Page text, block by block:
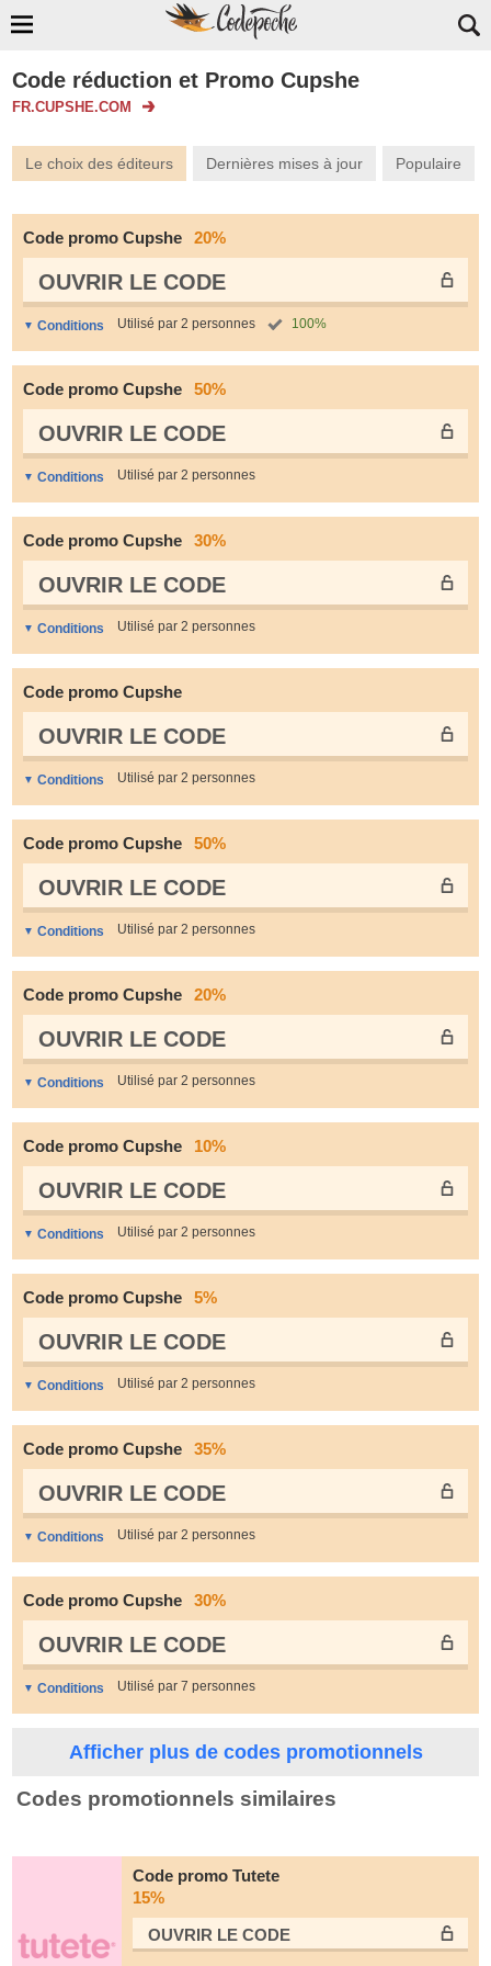
Code réduction et Promo Cupshe
FR.CUPSHE.COM
Le choix des éditeurs Dernières mises à jour Populaire
Code promo Cupshe 20%
OUVRIR LE СODE
Conditions Utilisé par 2 personnes 100%
Code promo Cupshe 50%
OUVRIR LE СODE
Conditions Utilisé par 2 personnes
Code promo Cupshe 30%
OUVRIR LE СODE
Conditions Utilisé par 2 personnes
Code promo Cupshe
OUVRIR LE СODE
Conditions Utilisé par 2 personnes
Code promo Cupshe 50%
OUVRIR LE СODE
Conditions Utilisé par 2 personnes
Code promo Cupshe 20%
OUVRIR LE СODE
Conditions Utilisé par 2 personnes
Code promo Cupshe 10%
OUVRIR LE СODE
Conditions Utilisé par 2 personnes
Code promo Cupshe 5%
OUVRIR LE СODE
Conditions Utilisé par 2 personnes
Code promo Cupshe 35%
OUVRIR LE СODE
Conditions Utilisé par 2 personnes
Code promo Cupshe 30%
OUVRIR LE СODE
Conditions Utilisé par 7 personnes
Afficher plus de codes promotionnels
Codes promotionnels similaires
Code promo Tutete
15%
OUVRIR LE СODE